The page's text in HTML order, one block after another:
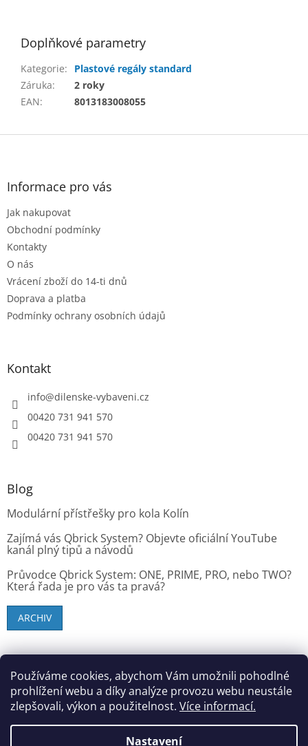
Používáme cookies, abychom Vám umožnili pohodlné
prohlížení webu a díky analýze provozu webu neustále
zlepšovali, výkon a použitelnost. Více informací.
Nastavení
Doplňkové parametry
Kategorie:
Plastové regály standard
Záruka:
2 roky
EAN: 8013183008055
Z
Informace pro vás
Jak nakupovat
Obchodní podmínky
Kontakty
O nás
Vrácení zboží do 14-ti dnů
Doprava a platba
Podmínky ochrany osobních údajů
Kontakt
info@dilenske-vybaveni.cz
00420 731 941 570
00420 731 941 570
Blog
Modulární přístřešky pro kola Kolín
Zajímá vás Qbrick System? Objevte oficiální YouTube
kanál plný tipů a návodů
Průvodce Qbrick System: ONE, PRIME, PRO, nebo TWO?
Která řada je pro vás ta pravá?
ARCHIV